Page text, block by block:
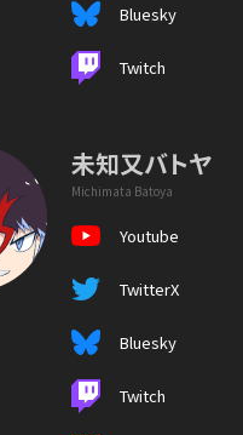
Bluesky
Twitch
未知又バトヤ
Michimata Batoya
Youtube
TwitterX
Bluesky
Twitch